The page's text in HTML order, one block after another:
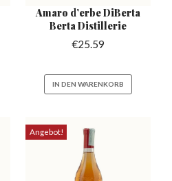
Amaro d’erbe DiBerta
Berta Distillerie
€25.59
IN DEN WARENKORB
Angebot!